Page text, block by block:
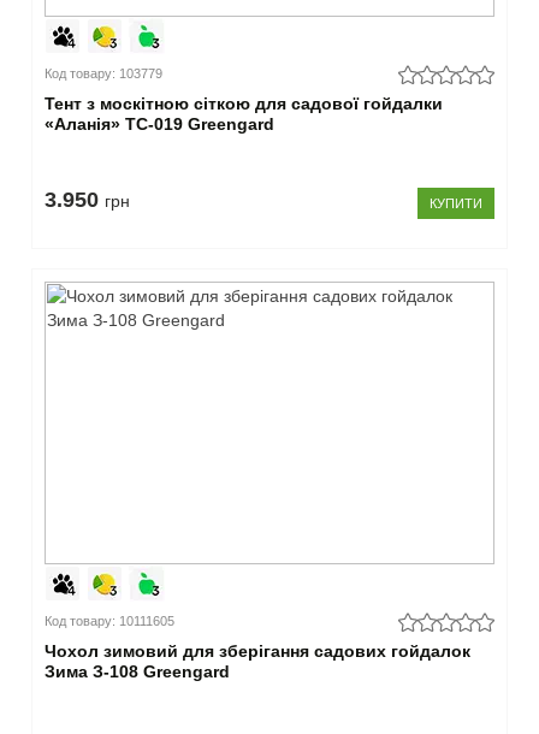
Код товару: 103779
Тент з москітною сіткою для садової гойдалки
«Аланія» ТС-019 Greengard
3.950 грн КУПИТИ
Код товару: 10111605
Чохол зимовий для зберігання садових гойдалок
Зима З-108 Greengard